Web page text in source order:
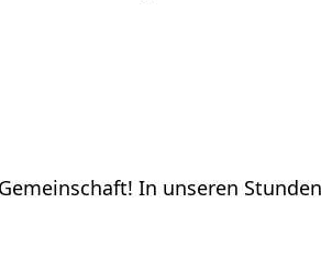
In unseren